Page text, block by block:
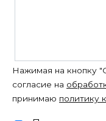
Нажимая на кнопку
согласие на
принимаю политику